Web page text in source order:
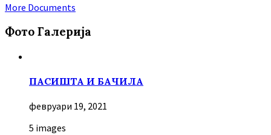
More Documents
Фото Галерија
ПАСИШТА И БАЧИЛА
февруари 19, 2021
5 images